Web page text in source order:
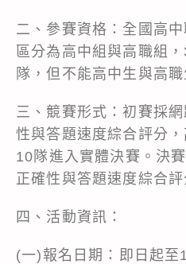
二、參賽資格：全國高
區分為高中組與高職組
隊，但不能高中生與高職
三、競賽形式：初賽採
性與答題速度綜合評分
10隊進入實體決賽。決
正確性與答題速度綜合評
四、活動資訊：
(一)報名日期：即日起至